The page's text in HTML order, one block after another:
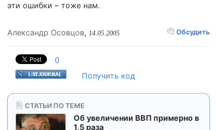
эти ошибки – тоже нам.
Обсудить
Александр Осовцов, 14.05.2005
0
Получить код
СТАТЬИ ПО ТЕМЕ
Об увеличении ВВП примерно в
1,5 раза